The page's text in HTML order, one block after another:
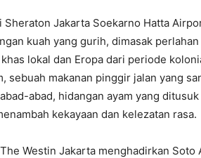
Sheraton Jakarta Soekarno Hatta
kuah yang gurih, dimasak
lokal dan Eropa dari periode
sebuah makanan pinggir jalan yang
abad, hidangan ayam yang
kekayaan dan kelezatan rasa.
Westin Jakarta menghadirkan Soto